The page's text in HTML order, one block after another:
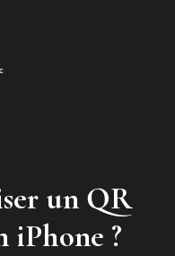
un QR
iPhone ?